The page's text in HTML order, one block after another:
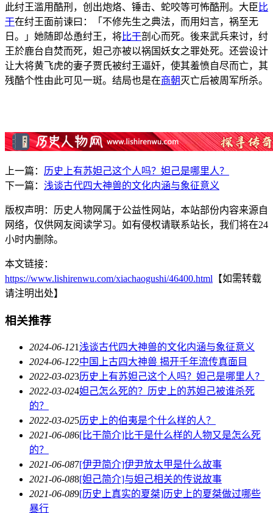
此纣王滥用酷刑，创出炮烙、锤击、蛇咬等可怖酷刑。大臣 比
干在纣王面前谏曰：「不修先生之典法，而用妇言，祸至无
日。」她随即怂恿纣王，将比干剖心而死。後来武兵来讨，纣
王於鹿台自焚而死，妲己亦被以祸国妖女之罪处死。还尝设计
让大将黄飞虎的妻子贾氏被纣王逼奸，使其羞愤自尽而亡，其
残酷个性由此可见一斑。结局也是在商朝灭亡后被周军所杀。
上一篇： 历史上有苏妲己这个人吗？妲己是哪里人？
下一篇： 浅谈古代四大神兽的文化内涵与象征意义
版权声明：历史人物网属于公益性网站，本站部份内容来源自
网络，仅供网友阅读学习。如有侵权请联系站长，我们将在24
小时内删除。
本文链接：
https://www.lishirenwu.com/xiachaogushi/46400.html 【如需转载
请注明出处】
相关推荐
2024-06-121浅谈古代四大神兽的文化内涵与象征意义
2024-06-122中国上古四大神兽 揭开千年流传真面目
2022-03-023历史上有苏妲己这个人吗？妲己是哪里人？
2022-03-024妲己怎么死的？历史上的苏妲己被谁杀死
的？
2022-03-025历史上的伯夷是个什么样的人？
2021-06-086[比干简介]比干是什么样的人物又是怎么死
的？
2021-06-087[伊尹简介]伊尹放太甲是什么故事
2021-06-088[妲己简介]与妲己相关的传说故事
2021-06-089[历史上真实的夏桀]历史上的夏桀做过哪些
暴行